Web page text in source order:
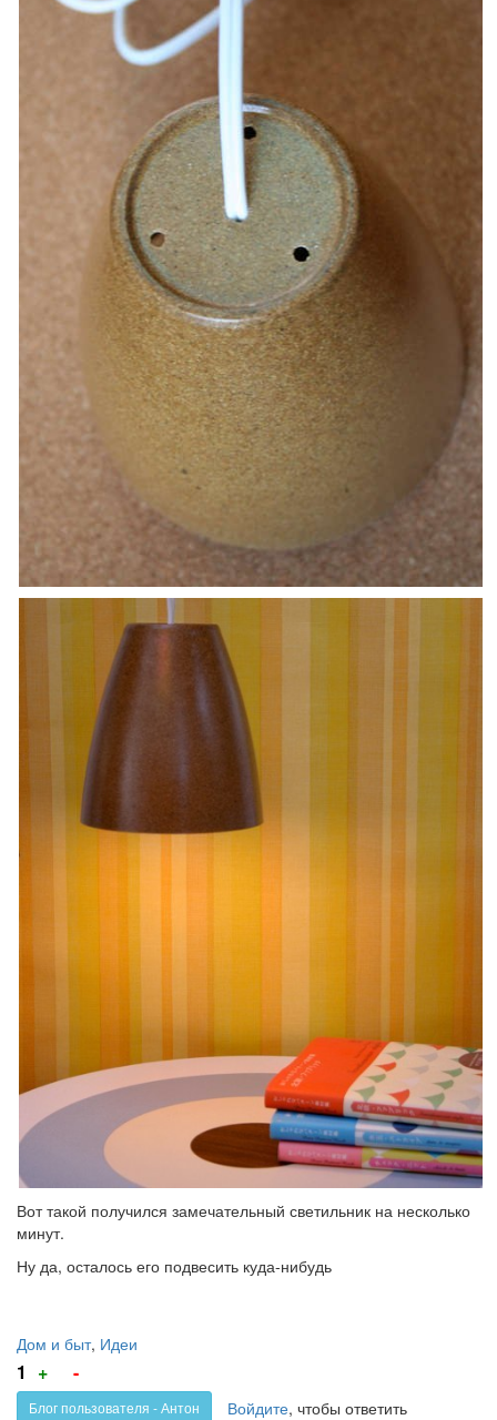
Вот такой получился замечательный светильник на несколько
минут.
Ну да, осталось его подвесить куда-нибудь
Дом и быт, Идеи
1 +
за!
-
против!
Блог пользователя - Антон Войдите, чтобы ответить